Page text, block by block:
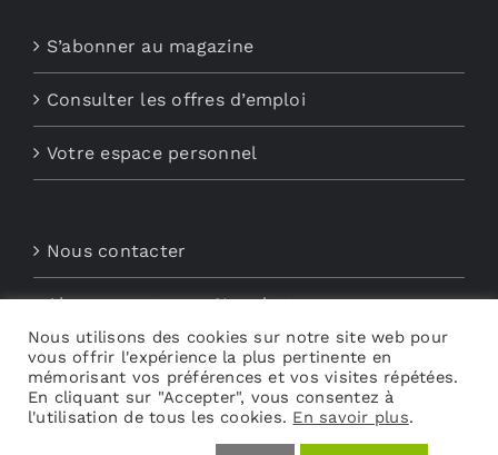
S’abonner au magazine
Consulter les offres d’emploi
Votre espace personnel
Nous contacter
Abonnements aux Newsletters
Découvrez My Audio
Nous utilisons des cookies sur notre site web pour
vous offrir l'expérience la plus pertinente en
mémorisant vos préférences et vos visites répétées.
En cliquant sur "Accepter", vous consentez à
l'utilisation de tous les cookies. En savoir plus.